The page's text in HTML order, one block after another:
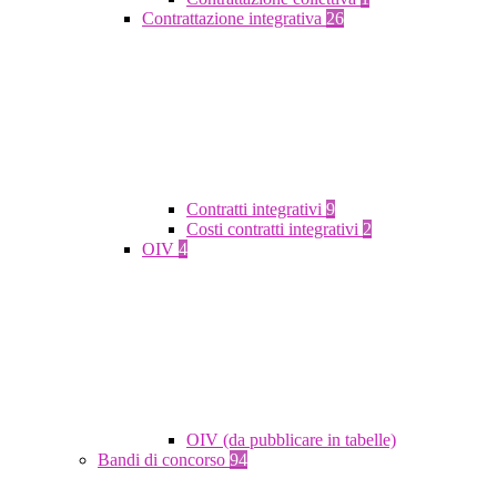
Contrattazione integrativa 26
Contratti integrativi 9
Costi contratti integrativi 2
OIV 4
OIV (da pubblicare in tabelle)
Bandi di concorso 94